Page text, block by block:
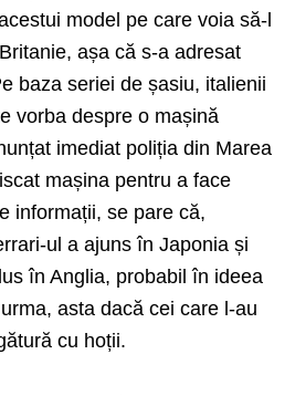
model pe care voia să-l
așa că s-a adresat
baza seriei de șasiu, italienii
vorba despre o mașină
imediat poliția din Marea
mașina pentru a face
informații, se pare că,
ul a ajuns în Japonia și
în Anglia, probabil în ideea
asta dacă cei care l-au
cu hoții.